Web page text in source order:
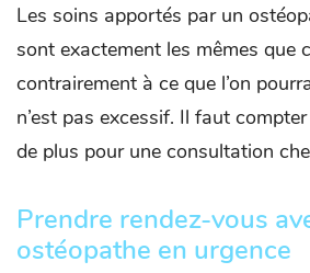
Les soins apportés par un
sont exactement les mêmes que
contrairement à ce que l’on
n’est pas excessif. Il faut
de plus pour une consultation
Prendre rendez-vous
ostéopathe en urgence